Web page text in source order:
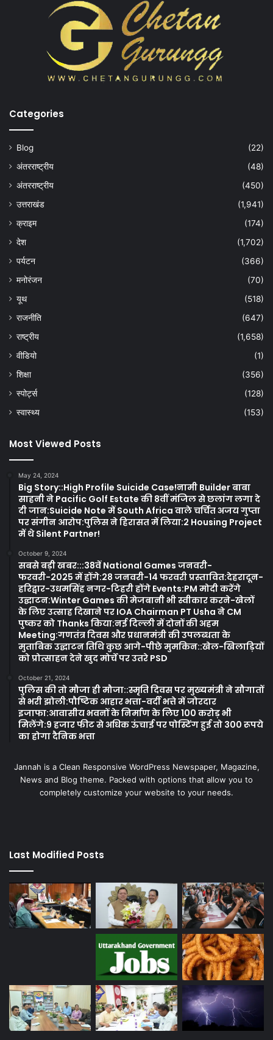
Categories
Blog
(22)
अंतरराष्ट्रीय
(48)
अंतरराष्ट्रीय
(450)
उत्तराखंड
(1,941)
क्राइम
(174)
देश
(1,702)
पर्यटन
(366)
मनोरंजन
(70)
यूथ
(518)
राजनीति
(647)
राष्ट्रीय
(1,658)
वीडियो
(1)
शिक्षा
(356)
स्पोर्ट्स
(128)
स्वास्थ्य
(153)
Most Viewed Posts
May 24, 2024
Big Story::High Profile Suicide Case!नामी Builder बाबा
साहनी ने Pacific Golf Estate की 8वीं मंजिल से छलांग लगा दे
दी जान:Suicide Note में South Africa वाले चर्चित अजय गुप्ता
पर संगीन आरोप:पुलिस ने हिरासत में लिया:2 Housing Project
में थे Silent Partner!
October 9, 2024
सबसे बड़ी खबर:::38वें National Games जनवरी-
फरवरी-2025 में होंगे:28 जनवरी-14 फरवरी प्रस्तावित:देहरादून-
हरिद्वार-उधमसिंह नगर-टिहरी होंगे Events:PM मोदी करेंगे
उद्घाटन:Winter Games की मेजबानी भी स्वीकार करने-खेलों
के लिए उत्साह दिखाने पर IOA Chairman PT Usha ने CM
पुष्कर को Thanks किया:नई दिल्ली में दोनों की अहम
Meeting:गणतंत्र दिवस और प्रधानमंत्री की उपलब्धता के
मुताबिक उद्घाटन तिथि कुछ आगे-पीछे मुमकिन::खेल-खिलाड़ियों
को प्रोत्साहन देने खुद मोर्चे पर उतरे PSD
October 21, 2024
पुलिस की तो मौजा ही मौजा::स्मृति दिवस पर मुख्यमंत्री ने सौगातों
से भरी झोली:पौष्टिक आहार भत्ता-वर्दी भत्ते में जोरदार
इजाफा:आवासीय भवनों के निर्माण के लिए 100 करोड़ भी
मिलेंगे:9 हजार फीट से अधिक ऊंचाई पर पोस्टिंग हुई तो 300 रूपये
का होगा दैनिक भत्ता
Jannah is a Clean Responsive WordPress Newspaper, Magazine,
News and Blog theme. Packed with options that allow you to
completely customize your website to your needs.
Last Modified Posts